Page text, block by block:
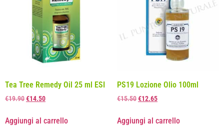
Tea Tree Remedy Oil 25 ml ESI
€19.90€14.50
Aggiungi al carrello
PS19 Lozione Olio 100ml
€15.50€12.65
Aggiungi al carrello